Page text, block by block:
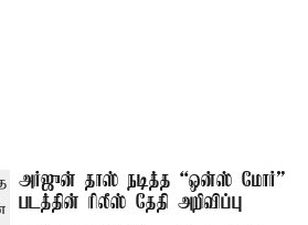
அர்ஜுன் தாஸ் நடித்த “ஒன்ஸ் மோர்”
படத்தின் ரிலீஸ் தேதி அறிவிப்பு